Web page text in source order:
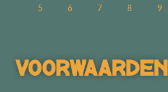
5 6 7 8 9
Voorwaarden